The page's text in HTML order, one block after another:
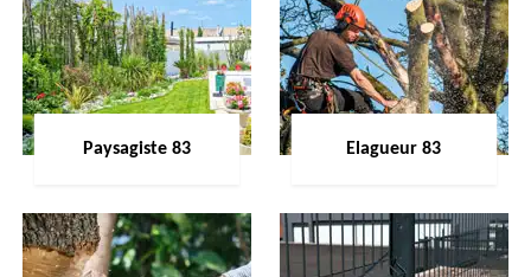
Paysagiste 83 Elagueur 83